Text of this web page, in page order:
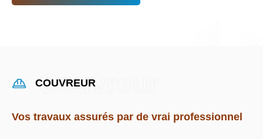
COUVREUR
Vos travaux assurés par de vrai professionnel